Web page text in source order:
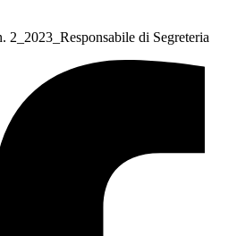
2_2023_Responsabile di Segreteria